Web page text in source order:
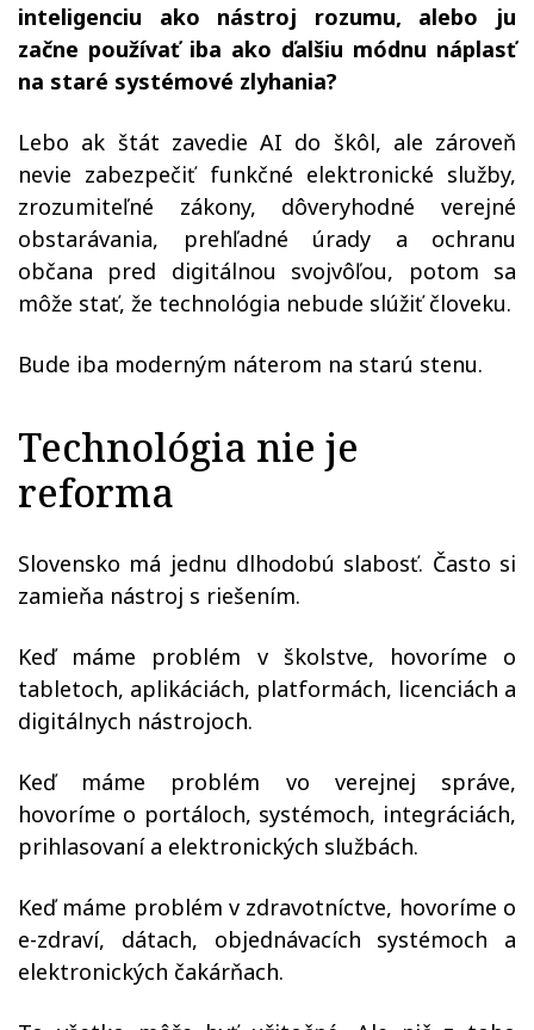
inteligenciu ako nástroj rozumu, alebo ju
začne používať iba ako ďalšiu módnu náplasť
na staré systémové zlyhania?
Lebo ak štát zavedie AI do škôl, ale zároveň
nevie zabezpečiť funkčné elektronické služby,
zrozumiteľné zákony, dôveryhodné verejné
obstarávania, prehľadné úrady a ochranu
občana pred digitálnou svojvôľou, potom sa
môže stať, že technológia nebude slúžiť človeku.
Bude iba moderným náterom na starú stenu.
Technológia nie je
reforma
Slovensko má jednu dlhodobú slabosť. Často si
zamieňa nástroj s riešením.
Keď máme problém v školstve, hovoríme o
tabletoch, aplikáciách, platformách, licenciách a
digitálnych nástrojoch.
Keď máme problém vo verejnej správe,
hovoríme o portáloch, systémoch, integráciách,
prihlasovaní a elektronických službách.
Keď máme problém v zdravotníctve, hovoríme o
e-zdraví, dátach, objednávacích systémoch a
elektronických čakárňach.